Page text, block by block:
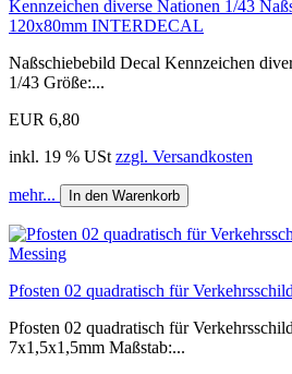
Kennzeichen diverse Nationen 1/43
120x80mm INTERDECAL
Naßschiebebild Decal Kennzeichen
1/43 Größe:...
EUR 6,80
inkl. 19 % USt zzgl. Versandkosten
mehr... In den Warenkorb
Pfosten 02 quadratisch für
Pfosten 02 quadratisch für
7x1,5x1,5mm Maßstab:...